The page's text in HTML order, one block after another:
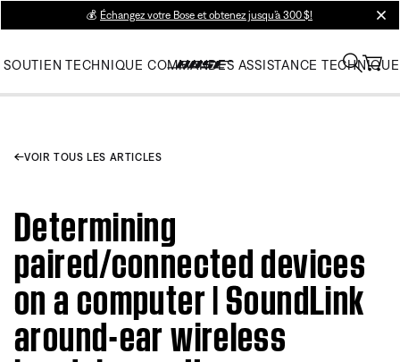
💰 Échangez votre Bose et obtenez jusqu’à 300 $!
SOUTIEN TECHNIQUE COMMANDES ASSISTANCE TECHNIQUE
VOIR TOUS LES ARTICLES
Determining
paired/connected devices
on a computer | SoundLink
around-ear wireless